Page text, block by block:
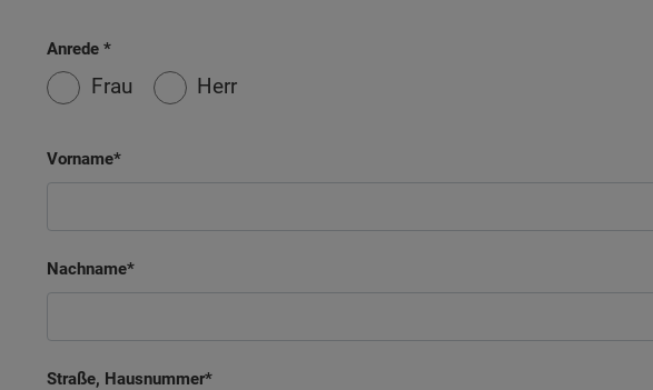
Anrede
Frau Herr
Vorname
Nachname
Straße, Hausnummer